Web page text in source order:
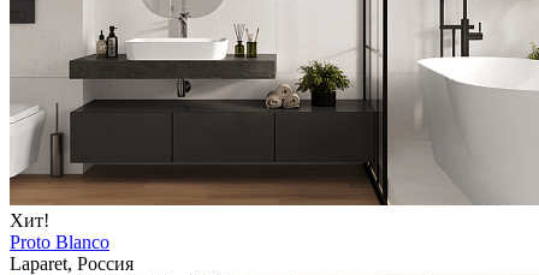
Хит!
Proto Blanco
Laparet, Россия